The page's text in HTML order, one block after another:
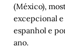
(México),
excepcional
espanhol e
ano.